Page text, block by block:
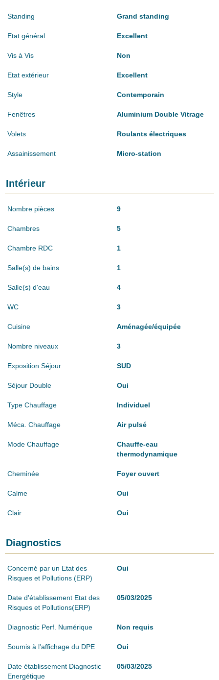
Standing Grand standing
Etat général Excellent
Vis à Vis Non
Etat extérieur Excellent
Style Contemporain
Fenêtres Aluminium Double Vitrage
Volets Roulants électriques
Assainissement Micro-station
Intérieur
Nombre pièces 9
Chambres 5
Chambre RDC 1
Salle(s) de bains 1
Salle(s) d'eau 4
WC 3
Cuisine Aménagée/équipée
Nombre niveaux 3
Exposition Séjour SUD
Séjour Double Oui
Type Chauffage Individuel
Méca. Chauffage Air pulsé
Mode Chauffage
Chauffe-eau
thermodynamique
Cheminée Foyer ouvert
Calme Oui
Clair Oui
Diagnostics
Concerné par un Etat des
Risques et Pollutions (ERP)
Oui
Date d'établissement Etat des
Risques et Pollutions(ERP)
05/03/2025
Diagnostic Perf. Numérique Non requis
Soumis à l'affichage du DPE Oui
Date établissement Diagnostic
Energétique
05/03/2025